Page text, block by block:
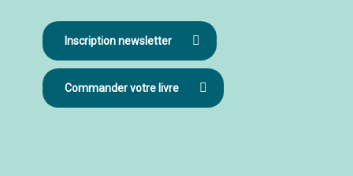
Inscription newsletter
Commander votre livre